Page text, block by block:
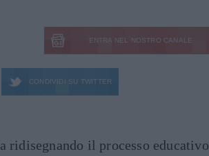
ENTRA NEL NOSTRO CANALE
CONDIVIDI SU TWITTER
il processo educativo